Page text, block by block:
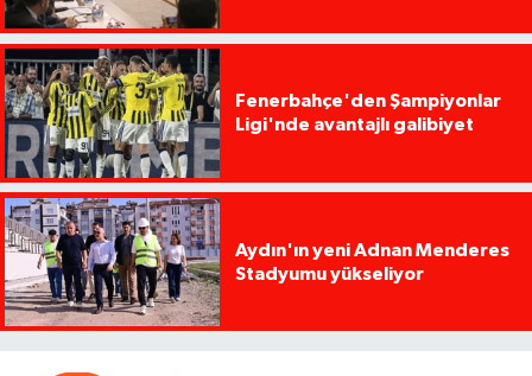
Fenerbahçe'den Şampiyonlar
Ligi'nde avantajlı galibiyet
Aydın'ın yeni Adnan Menderes
Stadyumu yükseliyor